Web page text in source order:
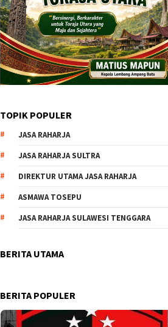
TOPIK POPULER
JASA RAHARJA
JASA RAHARJA SULTRA
DIREKTUR UTAMA JASA RAHARJA
ASMAWA TOSEPU
JASA RAHARJA SULAWESI TENGGARA
BERITA UTAMA
BERITA POPULER